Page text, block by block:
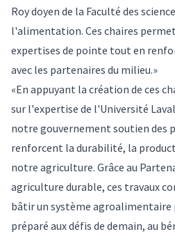
Roy doyen de la Faculté des
l'alimentation. Ces chaires
expertises de pointe tout en
avec les partenaires du milieu.»
«En appuyant la création de ces
sur l'expertise de l'Université
notre gouvernement soutien des
renforcent la durabilité, la
notre agriculture. Grâce au
agriculture durable, ces travaux
bâtir un système
préparé aux défis de demain, au